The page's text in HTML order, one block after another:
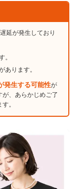
延が発生しており
。
あります。
発生する可能性が
、あらかじめご了
。